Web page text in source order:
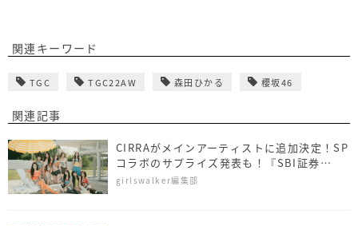
関連キーワード
TGC TGC22AW 森田ひかる 櫻坂46
関連記事
CIRRAがメインアーティストに追加決定！SP
コラボのサプライズ発表も！『SBI証券
presents TGC 北九州 2026』
girlswalker編集部